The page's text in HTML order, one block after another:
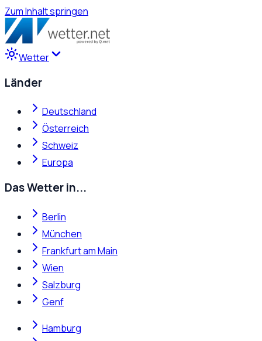
Zum Inhalt springen
Wetter
Länder
Deutschland
Österreich
Schweiz
Europa
Das Wetter in...
Berlin
München
Frankfurt am Main
Wien
Salzburg
Genf
Hamburg